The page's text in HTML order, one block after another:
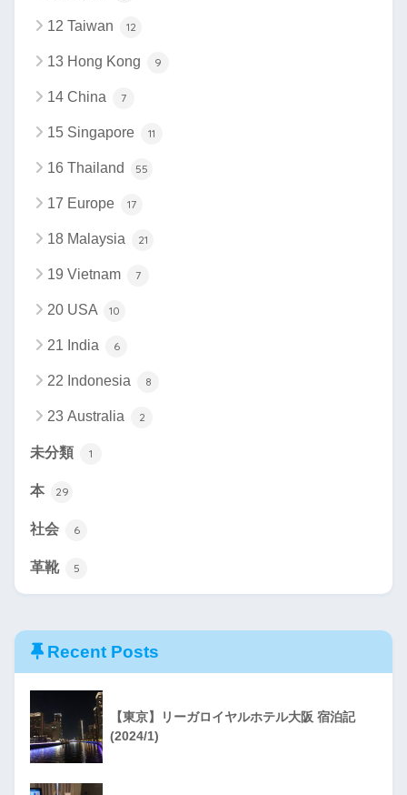
12 Taiwan 12
13 Hong Kong 9
14 China 7
15 Singapore 11
16 Thailand 55
17 Europe 17
18 Malaysia 21
19 Vietnam 7
20 USA 10
21 India 6
22 Indonesia 8
23 Australia 2
未分類 1
本 29
社会 6
革靴 5
Recent Posts
【東京】リーガロイヤルホテル大阪 宿泊記
(2024/1)